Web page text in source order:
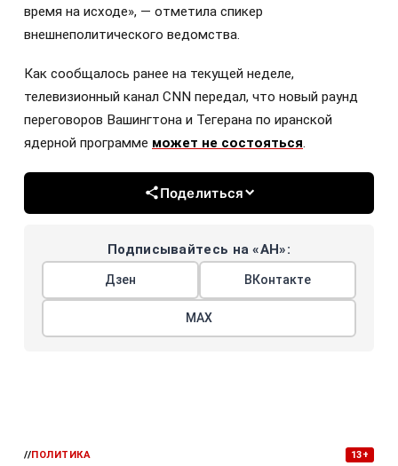
время на исходе», — отметила спикер
внешнеполитического ведомства.
Как сообщалось ранее на текущей неделе,
телевизионный канал CNN передал, что новый раунд
переговоров Вашингтона и Тегерана по иранской
ядерной программе может не состояться.
Поделиться
Подписывайтесь на «АН»:
Дзен ВКонтакте
МАХ
//ПОЛИТИКА 13+